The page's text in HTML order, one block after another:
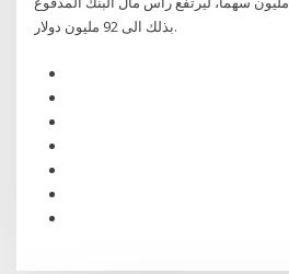
بذلك الى 92 مليون دولار.